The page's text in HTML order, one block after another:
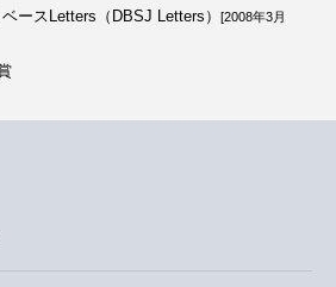
ースLetters（DBSJ Letters）
[2008年3月